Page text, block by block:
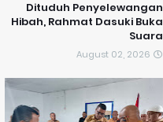
Dituduh Penyelewangan
Hibah, Rahmat Dasuki Buka
Suara
August 02, 2026